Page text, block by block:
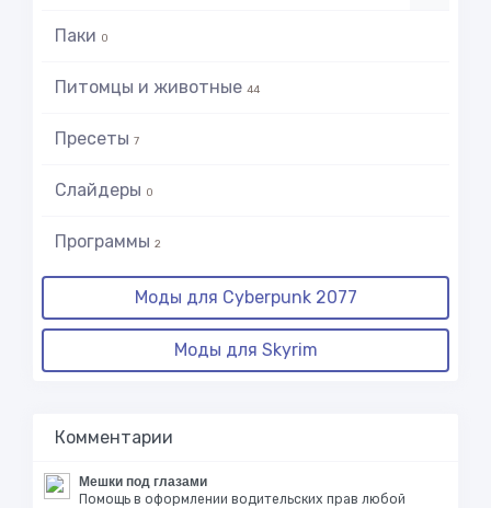
Паки 0
Питомцы и животные 44
Пресеты 7
Слайдеры 0
Программы 2
Моды для Cyberpunk 2077
Моды для Skyrim
Комментарии
Мешки под глазами
Помощь в оформлении водительских прав любой